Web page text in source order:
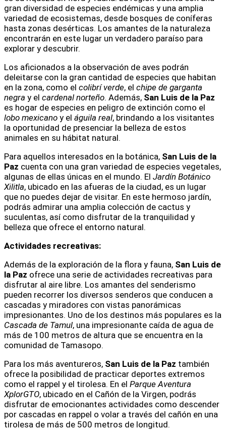
gran diversidad de especies endémicas y una amplia
variedad de ecosistemas, desde bosques de coníferas
hasta zonas desérticas. Los amantes de la naturaleza
encontrarán en este lugar un verdadero paraíso para
explorar y descubrir.
Los aficionados a la observación de aves podrán
deleitarse con la gran cantidad de especies que habitan
en la zona, como el colibrí verde, el chipe de garganta
negra y el cardenal norteño. Además, San Luis de la Paz
es hogar de especies en peligro de extinción como el
lobo mexicano y el águila real, brindando a los visitantes
la oportunidad de presenciar la belleza de estos
animales en su hábitat natural.
Para aquellos interesados en la botánica, San Luis de la
Paz cuenta con una gran variedad de especies vegetales,
algunas de ellas únicas en el mundo. El Jardín Botánico
Xilitla, ubicado en las afueras de la ciudad, es un lugar
que no puedes dejar de visitar. En este hermoso jardín,
podrás admirar una amplia colección de cactus y
suculentas, así como disfrutar de la tranquilidad y
belleza que ofrece el entorno natural.
Actividades recreativas:
Además de la exploración de la flora y fauna, San Luis de
la Paz ofrece una serie de actividades recreativas para
disfrutar al aire libre. Los amantes del senderismo
pueden recorrer los diversos senderos que conducen a
cascadas y miradores con vistas panorámicas
impresionantes. Uno de los destinos más populares es la
Cascada de Tamul, una impresionante caída de agua de
más de 100 metros de altura que se encuentra en la
comunidad de Tamasopo.
Para los más aventureros, San Luis de la Paz también
ofrece la posibilidad de practicar deportes extremos
como el rappel y el tirolesa. En el Parque Aventura
XplorGTO, ubicado en el Cañón de la Virgen, podrás
disfrutar de emocionantes actividades como descender
por cascadas en rappel o volar a través del cañón en una
tirolesa de más de 500 metros de longitud.